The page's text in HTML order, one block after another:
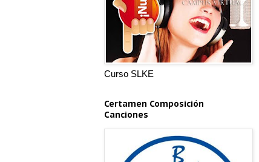
Curso SLKE
Certamen Composición
Canciones